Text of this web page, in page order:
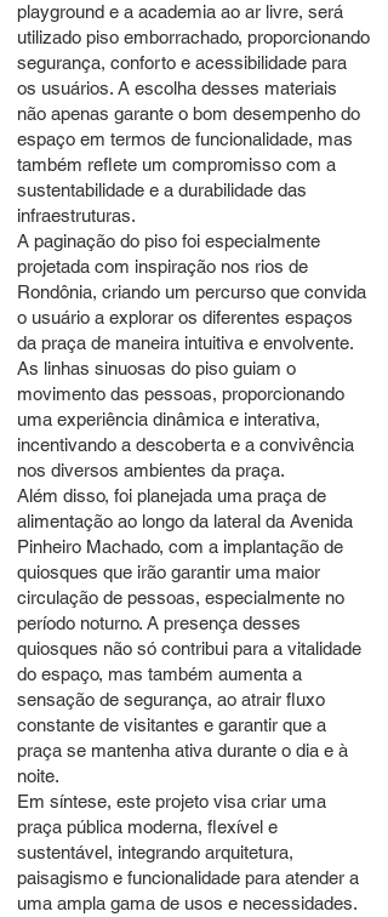
playground e a academia ao ar livre, será
utilizado piso emborrachado, proporcionando
segurança, conforto e acessibilidade para
os usuários. A escolha desses materiais
não apenas garante o bom desempenho do
espaço em termos de funcionalidade, mas
também reflete um compromisso com a
sustentabilidade e a durabilidade das
infraestruturas.
A paginação do piso foi especialmente
projetada com inspiração nos rios de
Rondônia, criando um percurso que convida
o usuário a explorar os diferentes espaços
da praça de maneira intuitiva e envolvente.
As linhas sinuosas do piso guiam o
movimento das pessoas, proporcionando
uma experiência dinâmica e interativa,
incentivando a descoberta e a convivência
nos diversos ambientes da praça.
Além disso, foi planejada uma praça de
alimentação ao longo da lateral da Avenida
Pinheiro Machado, com a implantação de
quiosques que irão garantir uma maior
circulação de pessoas, especialmente no
período noturno. A presença desses
quiosques não só contribui para a vitalidade
do espaço, mas também aumenta a
sensação de segurança, ao atrair fluxo
constante de visitantes e garantir que a
praça se mantenha ativa durante o dia e à
noite.
Em síntese, este projeto visa criar uma
praça pública moderna, flexível e
sustentável, integrando arquitetura,
paisagismo e funcionalidade para atender a
uma ampla gama de usos e necessidades.